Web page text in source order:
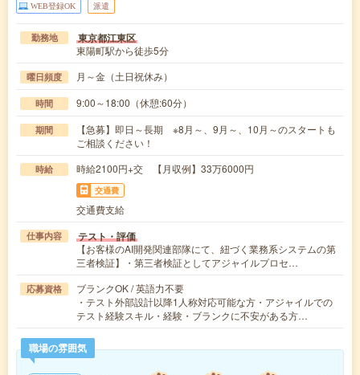
WEB登録OK 派遣
勤務地 東京都江東区
東陽町駅から徒歩5分
曜日頻度 月～金（土日祝休み）
時間 9:00～18:00（休憩:60分）
期間
【急募】即日～長期 ※8月～、9月～、10月～のスタートも
ご相談ください！
時給 時給2100円+交 【月収例】33万6000円
交通費
交通費支給
仕事内容 テスト・評価
【お客様のAI開発関連部隊にて、紐づく業務系システムの第
三者検証】・第三者検証としてアジャイルプロセ…
応募資格
ブランクOK / 英語力不要
・テスト外部設計以降1人称対応可能な方・アジャイルでの
テスト経験スキル・経験・ブランクに不安がある方…
職場の雰囲気